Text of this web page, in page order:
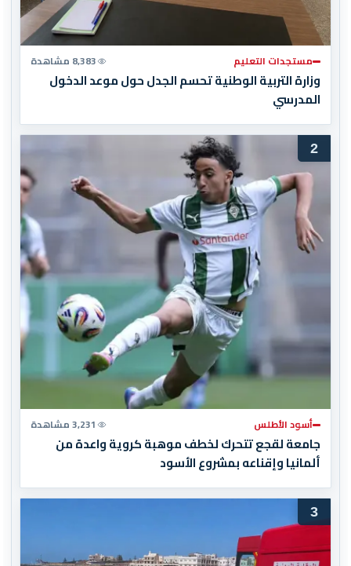
مستجدات التعليم 8,383 مشاهدة
وزارة التربية الوطنية تحسم الجدل حول موعد الدخول
المدرسي
2
أسود الأطلس 3,231 مشاهدة
جامعة لقجع تتحرك لخطف موهبة كروية واعدة من
ألمانيا وإقناعه بمشروع الأسود
3